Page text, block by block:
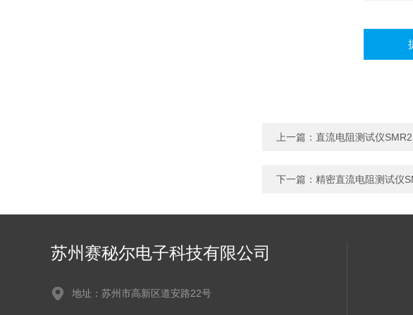
上一篇： 直流电阻测试仪
下一篇： 精密直流电阻测试仪
苏州赛秘尔电子科技有限公司
地址：苏州市高新区道安路22号